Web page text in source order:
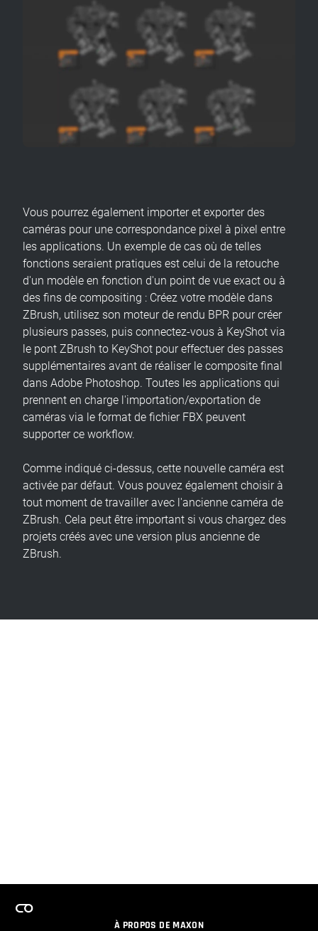
Vous pourrez également importer et exporter des
caméras pour une correspondance pixel à pixel entre
les applications. Un exemple de cas où de telles
fonctions seraient pratiques est celui de la retouche
d'un modèle en fonction d'un point de vue exact ou à
des fins de compositing : Créez votre modèle dans
ZBrush, utilisez son moteur de rendu BPR pour créer
plusieurs passes, puis connectez-vous à KeyShot via
le pont ZBrush to KeyShot pour effectuer des passes
supplémentaires avant de réaliser le composite final
dans Adobe Photoshop. Toutes les applications qui
prennent en charge l'importation/exportation de
caméras via le format de fichier FBX peuvent
supporter ce workflow.
Comme indiqué ci-dessus, cette nouvelle caméra est
activée par défaut. Vous pouvez également choisir à
tout moment de travailler avec l'ancienne caméra de
ZBrush. Cela peut être important si vous chargez des
projets créés avec une version plus ancienne de
ZBrush.
À PROPOS DE MAXON